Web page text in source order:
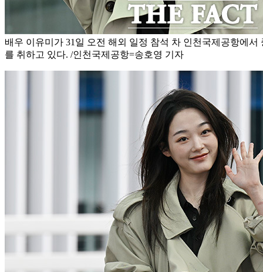
배우 이유미가 31일 오전 해외 일정 참석 차 인천국제공항에
를 취하고 있다. /인천국제공항=송호영 기자